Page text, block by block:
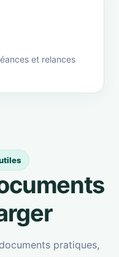
et relances
pratiques,